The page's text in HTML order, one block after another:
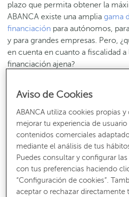
plazo que permita obtener la
ABANCA existe una amplia gama
financiación para autónomos,
y para grandes empresas. Pero,
en cuenta en cuanto a fiscalidad
financiación ajena?
Beneficios fiscales de un
Un gasto deducible es aquel que
actividad profesional que
autónomo. En ocasiones se
cuota de unpréstamo
intereses) es un gasto y que,
el bloque de la declaración de
realmente es un gasto, es el
Aviso de Cookies
ABANCA utiliza cookies propias
mejorar tu experiencia de
contenidos comerciales
mediante el análisis de tus
Puedes consultar y configurar
con tus preferencias haciendo
“Configuración de cookies”.
aceptar o rechazar directamente